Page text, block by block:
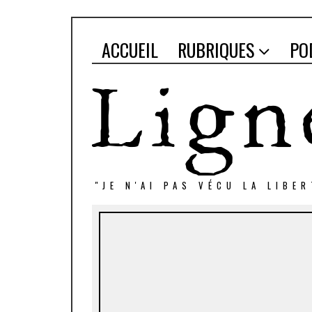
ACCUEIL RUBRIQUES
"JE N'AI PAS VÉCU LA